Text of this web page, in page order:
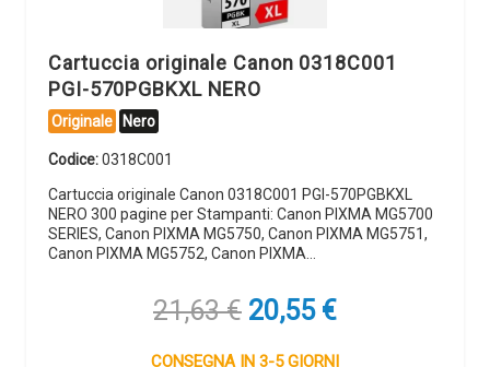
Cartuccia originale Canon 0318C001
PGI-570PGBKXL NERO
Originale Nero
Codice:0318C001
Cartuccia originale Canon 0318C001 PGI-570PGBKXL
NERO 300 pagine per Stampanti: Canon PIXMA MG5700
SERIES, Canon PIXMA MG5750, Canon PIXMA MG5751,
Canon PIXMA MG5752, Canon PIXMA…
21,63€ Il
prezzo
20,55 €Il
CONSEGNA IN 3-5 GIORNI